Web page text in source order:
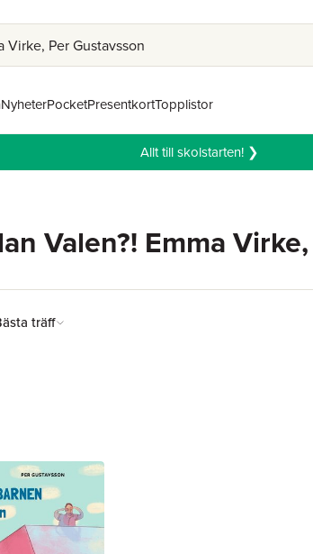
NyheterPocketPresentkortTopplistor
Allt till skolstarten! ❯
Valen?! Emma
träff